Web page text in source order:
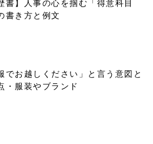
書】人事の心を掴む「得意科目
書き方と例文
でお越しください」と言う意図と
・服装やブランド